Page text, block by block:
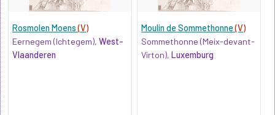
Rosmolen Moens(V)
Eernegem (Ichtegem), West-
Vlaanderen
Moulin de Sommethonne(V)
Sommethonne (Meix-devant-
Virton),Luxemburg